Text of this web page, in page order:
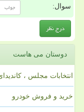
سوال:
دوستان می هاست
انتخابات مجلس ،
خرید و فروش خودرو